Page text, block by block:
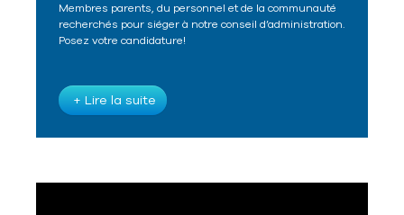
Membres parents, du personnel et de la communauté
recherchés pour siéger à notre conseil d’administration.
Posez votre candidature!
+ Lire la suite